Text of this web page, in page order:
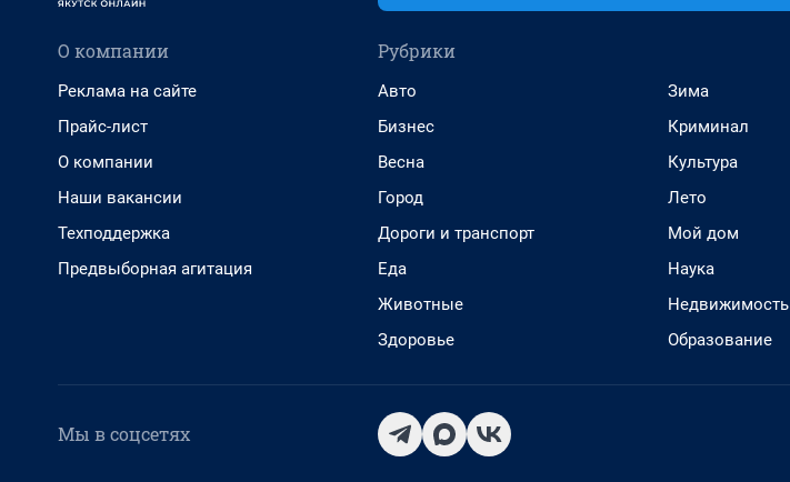
О компании
Реклама на сайте
Прайс-лист
О компании
Наши вакансии
Техподдержка
Предвыборная агитация
Рубрики
Авто
Бизнес
Весна
Город
Дороги и транспорт
Еда
Животные
Здоровье
Зима
Криминал
Культура
Лето
Мой дом
Наука
Недвижимость
Образование
Мы в соцсетях